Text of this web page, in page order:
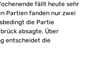
fällt heute sehr
Partien fanden nur zwei
die Partie
absagte. Über
entscheidet die